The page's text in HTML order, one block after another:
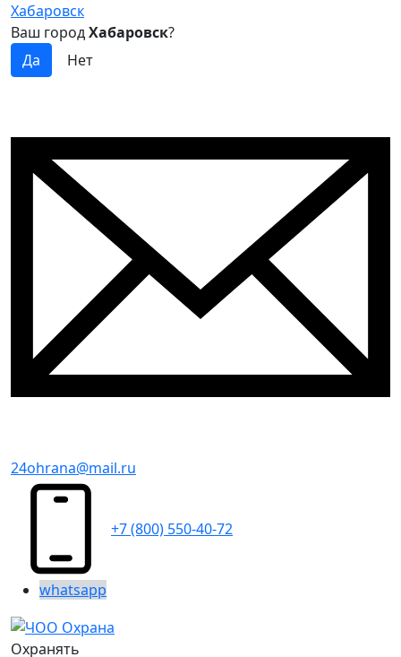
Хабаровск
Ваш городХабаровск?
24ohrana@mail.ru
+7 (800) 550-40-72
whatsapp
Охранять